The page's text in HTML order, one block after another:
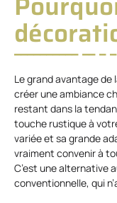
Le grand avantage
créer une ambiance
restant dans la
touche rustique à
variée et sa grande
vraiment convenir à
C’est une alternative
conventionnelle, qui